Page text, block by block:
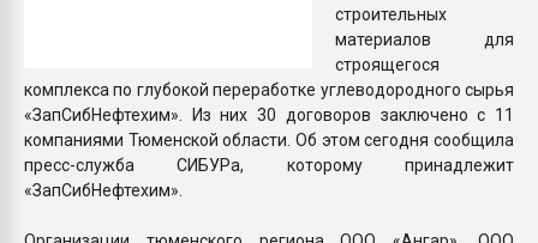
строительных
материалов для
строящегося
комплекса по глубокой переработке углеводородного сырья
«ЗапСибНефтехим». Из них 30 договоров заключено с 11
компаниями Тюменской области. Об этом сегодня сообщила
пресс-служба СИБУРа, которому принадлежит
«ЗапСибНефтехим».